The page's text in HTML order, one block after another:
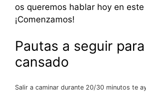
os queremos hablar hoy en
¡Comenzamos!
Pautas a seguir
cansado
Salir a caminar durante 20/30 minutos te